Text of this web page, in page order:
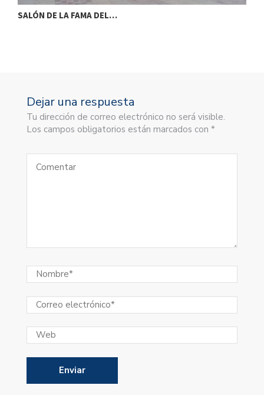
SALÓN DE LA FAMA DEL…
Dejar una respuesta
Tu dirección de correo electrónico no será visible.
Los campos obligatorios están marcados con *